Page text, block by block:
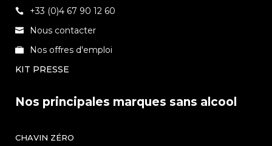
+33 (0)4 67 90 12 60
Nous contacter
Nos offres d'emploi
KIT PRESSE
Nos principales marques sans alcool
CHAVIN ZÉRO